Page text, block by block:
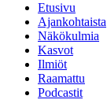
Etusivu
Ajankohtaista
Näkökulmia
Kasvot
Ilmiöt
Raamattu
Podcastit